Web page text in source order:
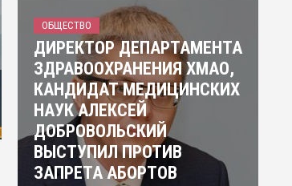
ОБЩЕСТВО
ДИРЕКТОР ДЕПАРТАМЕНТА
ЗДРАВООХРАНЕНИЯ ХМАО,
КАНДИДАТ МЕДИЦИНСКИХ
НАУК АЛЕКСЕЙ
ДОБРОВОЛЬСКИЙ
ВЫСТУПИЛ ПРОТИВ
ЗАПРЕТА АБОРТОВ